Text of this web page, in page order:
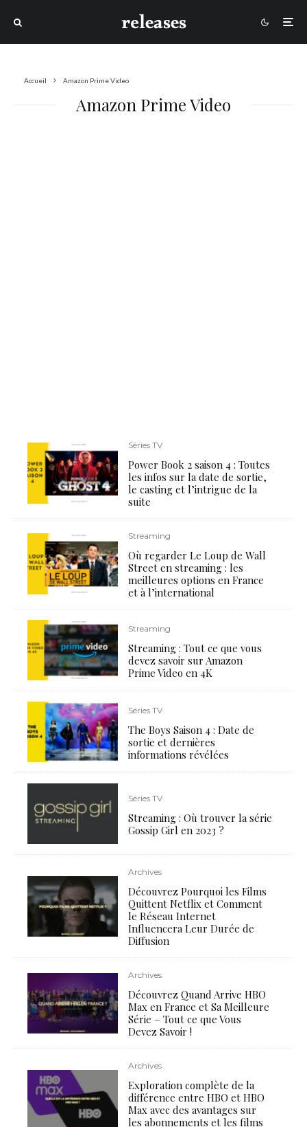
Accueil Amazon Prime Video
Amazon Prime Video
Séries TV
Power Book 2 saison 4 : Toutes
les infos sur la date de sortie,
le casting et l’intrigue de la
suite
Streaming
Où regarder Le Loup de Wall
Street en streaming : les
meilleures options en France
et à l’international
Streaming
Streaming : Tout ce que vous
devez savoir sur Amazon
Prime Video en 4K
Séries TV
The Boys Saison 4 : Date de
sortie et dernières
informations révélées
Séries TV
Streaming : Où trouver la série
Gossip Girl en 2023 ?
Archives
Découvrez Pourquoi les Films
Quittent Netflix et Comment
le Réseau Internet
Influencera Leur Durée de
Diffusion
Archives
Découvrez Quand Arrive HBO
Max en France et Sa Meilleure
Série – Tout ce que Vous
Devez Savoir !
Archives
Exploration complète de la
différence entre HBO et HBO
Max avec des avantages sur
les abonnements et les films